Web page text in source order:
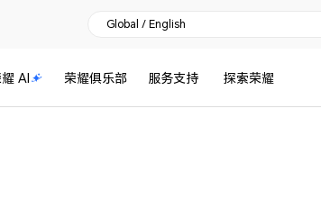
Global / English
AI 荣耀俱乐部 服务支持 探索荣耀